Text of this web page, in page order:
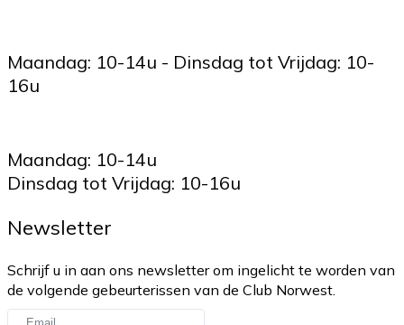
Maandag: 10-14u - Dinsdag tot Vrijdag: 10-
16u
Maandag: 10-14u
Dinsdag tot Vrijdag: 10-16u
Newsletter
Schrijf u in aan ons newsletter om ingelicht te worden van
de volgende gebeurterissen van de Club Norwest.